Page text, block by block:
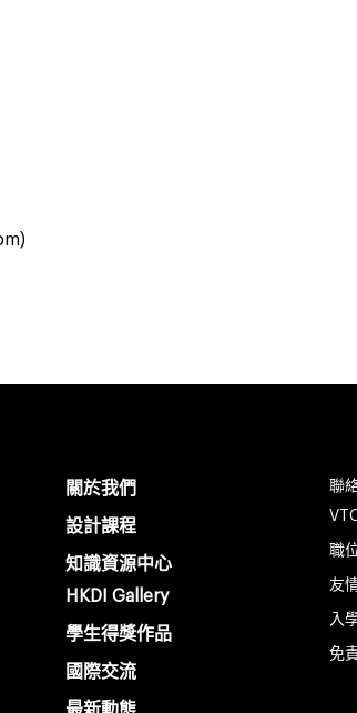
關於我們
設計課程
知識資源中心
HKDI Gallery
學生得獎作品
國際交流
聯
職
友
入
免